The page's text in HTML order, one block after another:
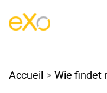
Modernes
Accueil Wie findet